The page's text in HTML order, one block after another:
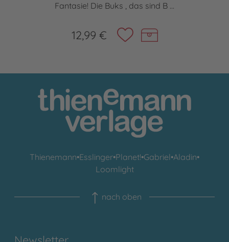
Fantasie! Die Buks , das sind B ...
12,99 €
Thienemann•Esslinger•Planet!•Gabriel•Aladin•
Loomlight
nach oben